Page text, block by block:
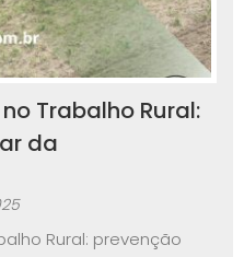
Trabalho Rural:
da
Rural: prevenção